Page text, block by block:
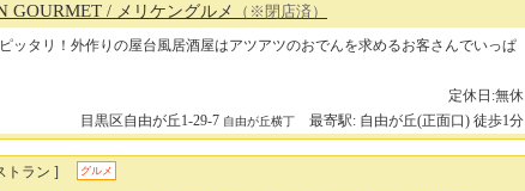
GOURMET / メリケングルメ
（※閉店済）
ッタリ！外作りの屋台風居酒屋はアツアツのおでんを求めるお客さんでいっぱ
定休日:無休
目黒区自由が丘1-29-7 自由が丘横丁 最寄駅: 自由が丘(正面口) 徒歩1分
トラン ] グルメ